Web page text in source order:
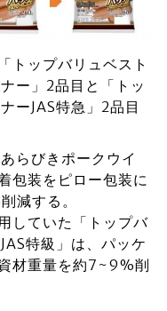
トップバリュベスト
ー」2品目と「トッ
ーJAS特急」2品目
らびきポークウイ
包装をピロー包装に
減する。
していた「トップバ
特級」は、パッケ
材重量を約7~9%削